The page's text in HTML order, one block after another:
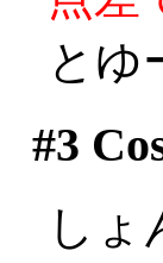
とゆ
#3
し